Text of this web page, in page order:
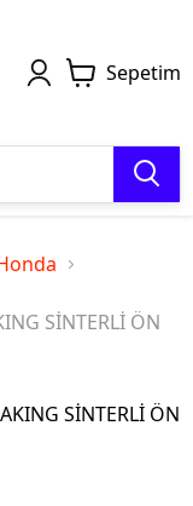
Sepetim
SİNTERLİ ÖN